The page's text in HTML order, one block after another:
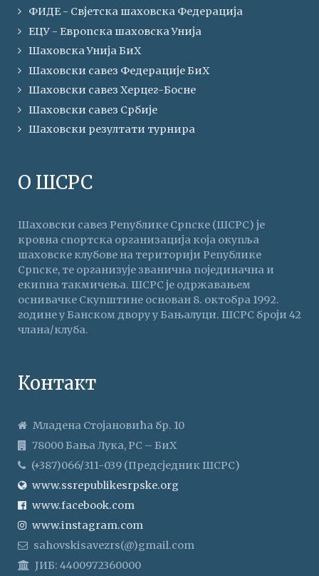
ФИДЕ - Свјетска шаховска Федерација
ЕЦУ - Европска шаховска Унија
Шаховска Унија БиХ
Шаховски савез Федерације БиХ
Шаховски савез Херцег-Босне
Шаховски савез Србије
Шаховски резултати турнира
О ШСРС
Шаховски савез Републике Српске (ШСРС) је
кровна спортска организација која окупља
шаховске клубове на територији Републике
Српске, те организује званична појединачна и
екипна такмичења. ШСРС је одржавањем
оснивачке Скупштине основан 8. октобра 1992.
године у Банском двору у Бањалуци. ШСРС броји 42
члана/клуба.
Контакт
Младена Стојановића бр. 10
78000 Бања Лука, РС – БиХ
(+387)066/311-039 (Предсједник ШСРС)
www.ssrepublikesrpske.org
www.facebook.com
www.instagram.com
sahovskisavezrs(@)gmail.com
ЈИБ: 4400972360000